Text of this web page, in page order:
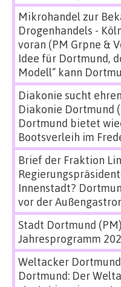
Mikrohandel zur
Drogenhandels -
voran (PM Grpne &
Idee für Dortmund,
Modell“ kann
Diakonie sucht
Diakonie Dortmund
Dortmund bietet
Bootsverleih im
Brief der Fraktion
Innenstadt?
vor der
Stadt Dortmund (PM)
Jahresprogramm
Weltacker
Dortmund: Der